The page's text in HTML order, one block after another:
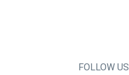
FOLLOW US